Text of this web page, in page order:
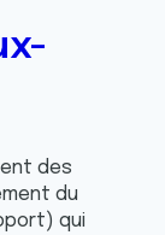
des
du
qui